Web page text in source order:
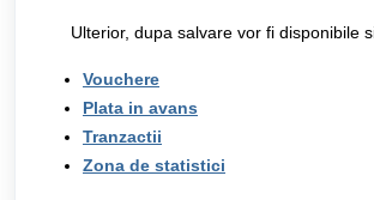
Ulterior, dupa salvare vor fi disponibile
Vouchere
Plata in avans
Tranzactii
Zona de statistici